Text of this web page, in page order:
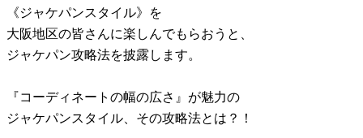
《ジャケパンスタイル》を
大阪地区の皆さんに楽しんでもらおうと、
ジャケパン攻略法を披露します。
『コーディネートの幅の広さ』が魅力の
ジャケパンスタイル、その攻略法とは？！